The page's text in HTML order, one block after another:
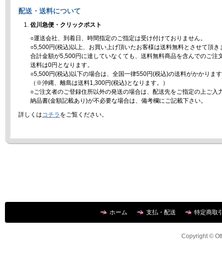
配送・送料について
佐川急便・クリックポスト
○運送会社、到着日、時間指定のご指定は受け付けておりません。
○5,500円(税込)以上、お買い上げ頂いたお客様は送料無料とさせて頂き
合計金額が5,500円に達していなくても、送料無料商品を含んでのご注
送料は0円となります。
○5,500円(税込)以下の場合は、全国一律550円(税込)の送料がかかりま
（※沖縄、離島は送料1,300円(税込)となります。）
○ご注文者のご登録住所以外の発送の場合は、配送先をご指定の上ご入
納品書(金額記載あり)が不必要な場合は、備考欄にご記載下さい。
詳しくはコチラ をご覧ください。
ホーム 支払・配送 特定商取
Copyright ©